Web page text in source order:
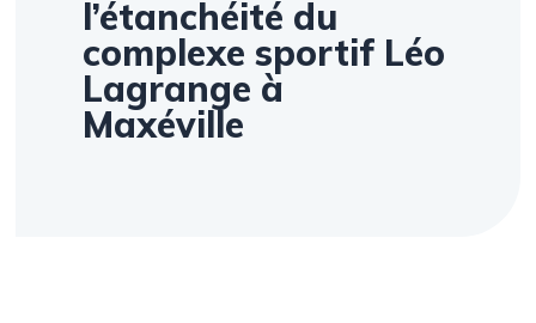
l’étanchéité du
complexe sportif Léo
Lagrange à
Maxéville